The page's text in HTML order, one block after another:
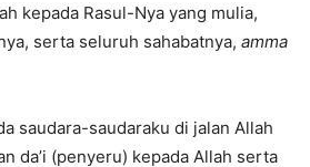
kepada Rasul-Nya yang mulia,
serta seluruh sahabatnya, amma
saudara-saudaraku di jalan Allah
da’i (penyeru) kepada Allah serta